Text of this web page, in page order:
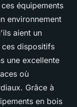
équipements
environnement
aient un
dispositifs
une excellente
où
Grâce à
en bois